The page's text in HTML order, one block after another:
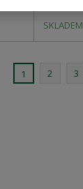
SKLADEM
1 2 3